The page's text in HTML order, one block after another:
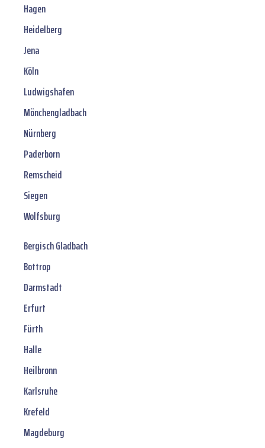
Hagen
Heidelberg
Jena
Köln
Ludwigshafen
Mönchengladbach
Nürnberg
Paderborn
Remscheid
Siegen
Wolfsburg
Bergisch Gladbach
Bottrop
Darmstadt
Erfurt
Fürth
Halle
Heilbronn
Karlsruhe
Krefeld
Magdeburg